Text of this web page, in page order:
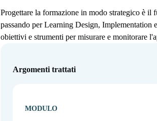
Progettare la formazione in modo strategico è
passando per Learning Design,
obiettivi e strumenti per misurare e monitorare
Argomenti trattati
MODULO